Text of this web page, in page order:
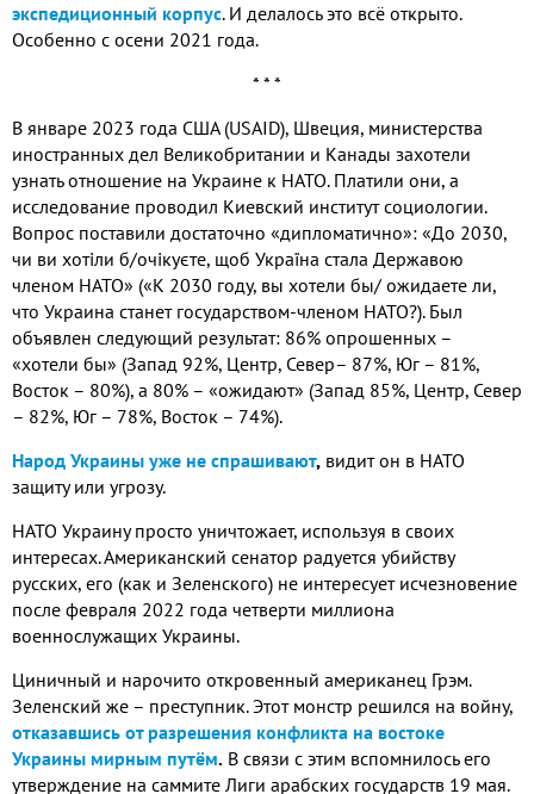
экспедиционный корпус. И делалось это всё открыто.
Особенно с осени 2021 года.
* * *
В январе 2023 года США (USAID), Швеция, министерства
иностранных дел Великобритании и Канады захотели
узнать отношение на Украине к НАТО. Платили они, а
исследование проводил Киевский институт социологии.
Вопрос поставили достаточно «дипломатично»: «До 2030,
чи ви хотіли б/очікуєте, щоб Україна стала Державою
членом НАТО» («К 2030 году, вы хотели бы/ ожидаете ли,
что Украина станет государством-членом НАТО?). Был
объявлен следующий результат: 86% опрошенных –
«хотели бы» (Запад 92%, Центр, Север– 87%, Юг – 81%,
Восток – 80%), а 80% – «ожидают» (Запад 85%, Центр, Север
– 82%, Юг – 78%, Восток – 74%).
Народ Украины уже не спрашивают, видит он в НАТО
защиту или угрозу.
НАТО Украину просто уничтожает, используя в своих
интересах. Американский сенатор радуется убийству
русских, его (как и Зеленского) не интересует исчезновение
после февраля 2022 года четверти миллиона
военнослужащих Украины.
Циничный и нарочито откровенный американец Грэм.
Зеленский же – преступник. Этот монстр решился на войну,
отказавшись от разрешения конфликта на востоке
Украины мирным путём. В связи с этим вспомнилось его
утверждение на саммите Лиги арабских государств 19 мая.